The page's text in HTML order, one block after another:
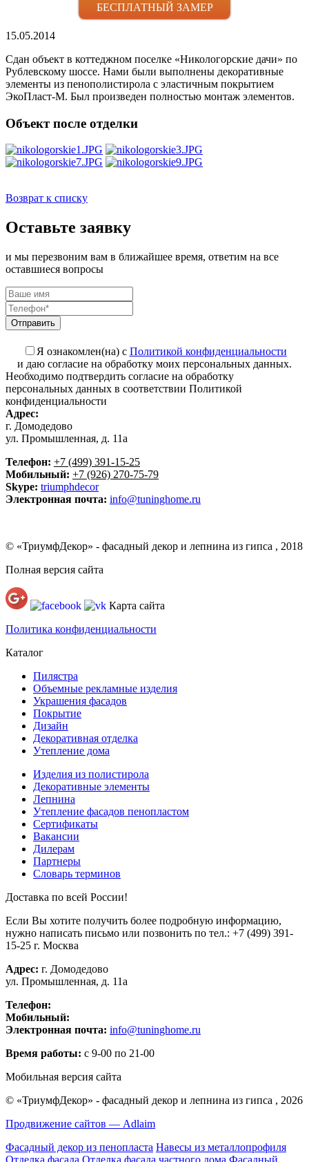
БЕСПЛАТНЫЙ ЗАМЕР
15.05.2014
Сдан объект в коттеджном поселке «Никологорские дачи» по
Рублевскому шоссе. Нами были выполнены декоративные
элементы из пенополистирола с эластичным покрытием
ЭкоПласт-М. Был произведен полностью монтаж элементов.
Объект после отделки
Возврат к списку
Оставьте заявку
и мы перезвоним вам в ближайшее время, ответим на все
оставшиеся вопросы
Я ознакомлен(на) с Политикой конфиденциальности
и даю согласие на обработку моих персональных данных.
Необходимо подтвердить согласие на обработку
персональных данных в соответствии Политикой
конфиденциальности
Адрес:
г. Домодедово
ул. Промышленная, д. 11а
Телефон: +7 (499) 391-15-25
Мобильный: +7 (926) 270-75-79
Skype: triumphdecor
Электронная почта: info@tuninghome.ru
© «ТриумфДекор» - фасадный декор и лепнина из гипса , 2018
Полная версия сайта
Карта сайта
Политика конфиденциальности
Каталог
Пилястра
Объемные рекламные изделия
Украшения фасадов
Покрытие
Дизайн
Декоративная отделка
Утепление дома
Изделия из полистирола
Декоративные элементы
Лепнина
Утепление фасадов пенопластом
Сертификаты
Вакансии
Дилерам
Партнеры
Словарь терминов
Доставка по всей России!
Если Вы хотите получить более подробную информацию,
нужно написать письмо или позвонить по тел.: +7 (499) 391-
15-25 г. Москва
Адрес: г. Домодедово
ул. Промышленная, д. 11а
Телефон:
Мобильный:
Электронная почта: info@tuninghome.ru
Время работы: с 9-00 по 21-00
Мобильная версия сайта
© «ТриумфДекор» - фасадный декор и лепнина из гипса , 2026
Продвижение сайтов — Adlaim
Фасадный декор из пенопласта Навесы из металлопрофиля